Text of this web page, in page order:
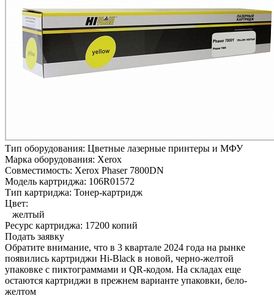
Тип оборудования: Цветные лазерные принтеры и МФУ
Марка оборудования: Xerox
Совместимость: Xerox Phaser 7800DN
Модель картриджа: 106R01572
Тип картриджа: Тонер-картридж
Цвет:
желтый
Ресурс картриджа: 17200 копий
Подать заявку
Обратите внимание, что в 3 квартале 2024 года на рынке
появились картриджи Hi-Black в новой, черно-желтой
упаковке с пиктограммами и QR-кодом. На складах еще
остаются картриджи в прежнем варианте упаковки, бело-
желтом